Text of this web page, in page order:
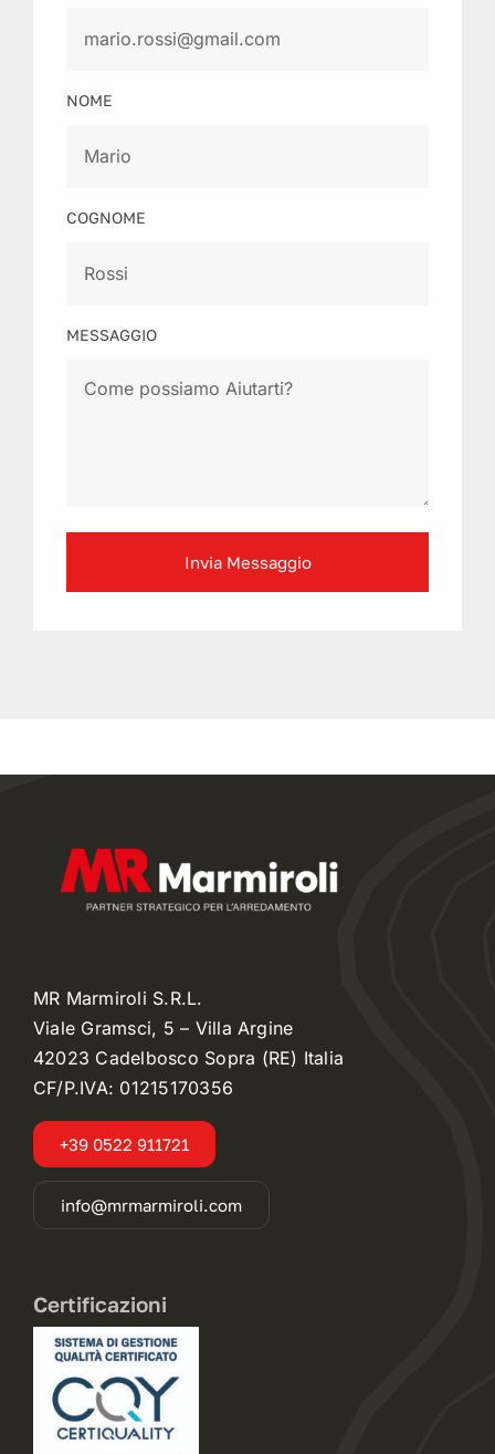
NOME
COGNOME
MESSAGGIO
Invia Messaggio
MR Marmiroli S.R.L.
Viale Gramsci, 5 – Villa Argine
42023 Cadelbosco Sopra (RE) Italia
CF/P.IVA: 01215170356
+39 0522 911721
info@mrmarmiroli.com
Certificazioni